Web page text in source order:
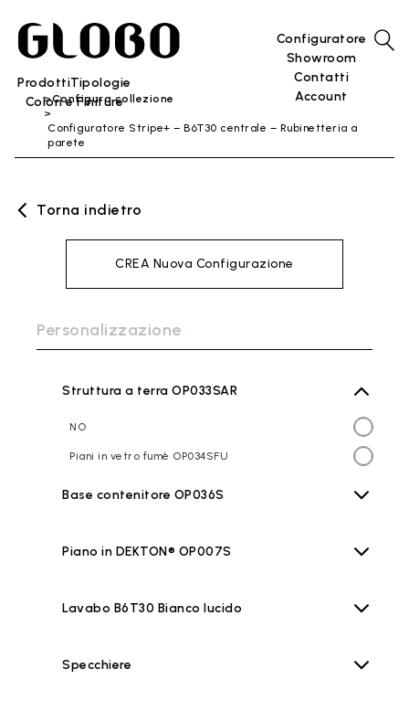
ProdottiTipologie
Colori e Finiture
Configuratore
Showroom
Contatti
Account
Configura collezione
Configuratore Stripe+ – B6T30 centrale – Rubinetteria a
parete
Torna indietro
CREA Nuova Configurazione
Personalizzazione
Struttura a terra OP033SAR
NO
Piani in vetro fumè OP034SFU
Base contenitore OP036S
Piano in DEKTON® OP007S
Lavabo B6T30 Bianco lucido
Specchiere